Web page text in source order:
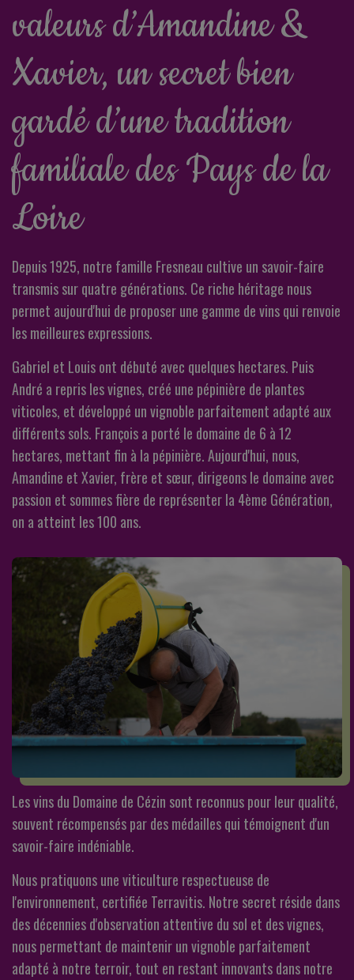
valeurs d’Amandine &
Xavier, un secret bien
gardé d’une tradition
familiale des Pays de la
Loire
Depuis 1925, notre famille Fresneau cultive un savoir-faire
transmis sur quatre générations. Ce riche héritage nous
permet aujourd'hui de proposer une gamme de vins qui renvoie
les meilleures expressions.
Gabriel et Louis ont débuté avec quelques hectares. Puis
André a repris les vignes, créé une pépinière de plantes
viticoles, et développé un vignoble parfaitement adapté aux
différents sols. François a porté le domaine de 6 à 12
hectares, mettant fin à la pépinière. Aujourd'hui, nous,
Amandine et Xavier, frère et sœur, dirigeons le domaine avec
passion et sommes fière de représenter la 4ème Génération,
on a atteint les 100 ans.
Les vins du Domaine de Cézin sont reconnus pour leur qualité,
souvent récompensés par des médailles qui témoignent d'un
savoir-faire indéniable.
Nous pratiquons une viticulture respectueuse de
l'environnement, certifiée Terravitis. Notre secret réside dans
des décennies d'observation attentive du sol et des vignes,
nous permettant de maintenir un vignoble parfaitement
adapté à notre terroir, tout en restant innovants dans notre